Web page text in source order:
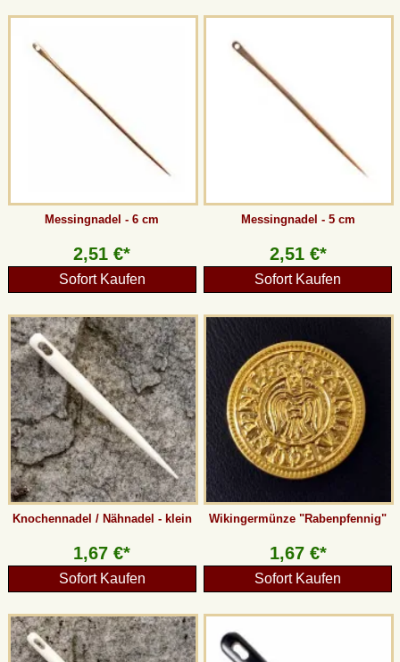
Messingnadel - 6 cm
2,51 €*
Sofort Kaufen
Messingnadel - 5 cm
2,51 €*
Sofort Kaufen
Knochennadel / Nähnadel - klein
1,67 €*
Sofort Kaufen
Wikingermünze "Rabenpfennig"
1,67 €*
Sofort Kaufen